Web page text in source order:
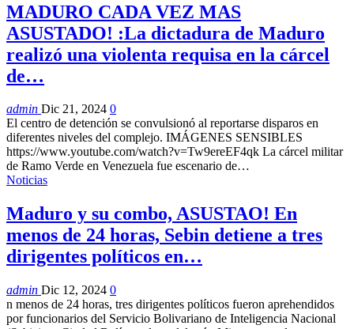
MADURO CADA VEZ MAS
ASUSTADO! :La dictadura de Maduro
realizó una violenta requisa en la cárcel
de…
admin Dic 21, 2024 0
El centro de detención se convulsionó al reportarse disparos en
diferentes niveles del complejo. IMÁGENES SENSIBLES
https://www.youtube.com/watch?v=Tw9ereEF4qk La cárcel militar
de Ramo Verde en Venezuela fue escenario de…
Noticias
Maduro y su combo, ASUSTAO! En
menos de 24 horas, Sebin detiene a tres
dirigentes políticos en…
admin Dic 12, 2024 0
n menos de 24 horas, tres dirigentes políticos fueron aprehendidos
por funcionarios del Servicio Bolivariano de Inteligencia Nacional